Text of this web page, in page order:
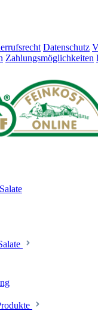
Datenschutz
Zahlungsmöglichkeiten